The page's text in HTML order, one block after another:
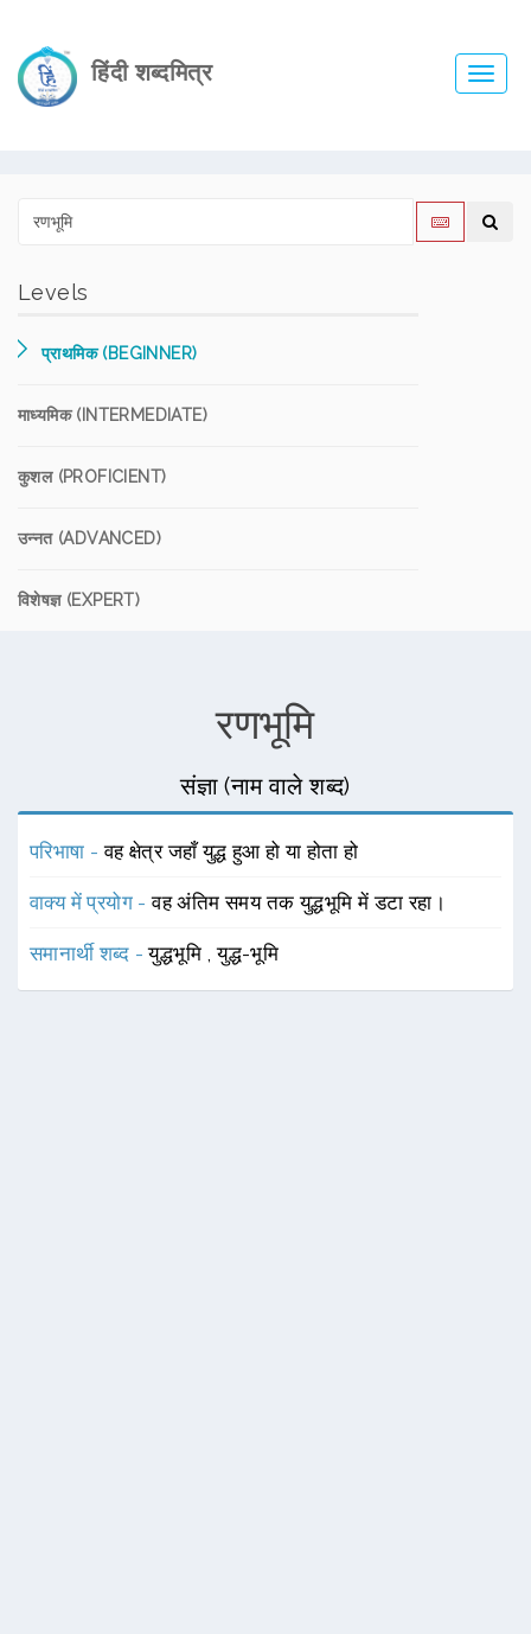
हिंदी शब्दमित्र
Levels
प्राथमिक (BEGINNER)
माध्यमिक (INTERMEDIATE)
कुशल (PROFICIENT)
उन्नत (ADVANCED)
विशेषज्ञ (EXPERT)
रणभूमि
संज्ञा (नाम वाले शब्द)
परिभाषा -वह क्षेत्र जहाँ युद्ध हुआ हो या होता हो
वाक्य में प्रयोग -वह अंतिम समय तक युद्धभूमि में डटा रहा।
समानार्थी शब्द -युद्धभूमि ,युद्ध-भूमि